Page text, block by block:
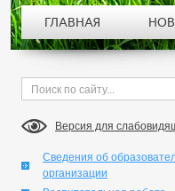
Версия для
Сведения об
организации
ГЛАВНАЯ